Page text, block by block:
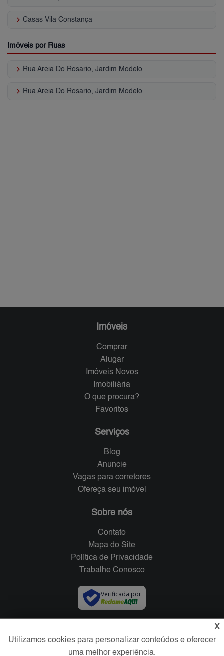
keyboard_arrow_right Casas Vila Constança
Imóveis por Ruas
keyboard_arrow_right Rua Areia Do Rosario, Jardim Modelo
keyboard_arrow_right Rua Areia Do Rosario, Jardim Modelo
Imóveis
Comprar
Alugar
Imóveis Novos
Imobiliária
O que procura?
Favoritos
Serviços
Blog
Anuncie
Vagas para corretores
Ofereça seu imóvel
Sobre nós
Contato
Mapa do Site
Política de Privacidade
Trabalhe Conosco
Verificada por
X
Utilizamos cookies para personalizar conteúdos e oferecer
uma melhor experiência.